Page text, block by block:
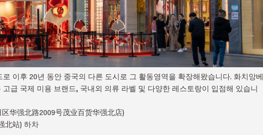
이후 20년 동안 중국의 다른 도시로 그 활동영역을 확장해왔습니다. 화치앙베
급 국제 미용 브랜드, 국내외 의류 라벨 및 다양한 레스토랑이 입점해 있습니
华强北路2009号茂业百货华强北店)
北站) 하차